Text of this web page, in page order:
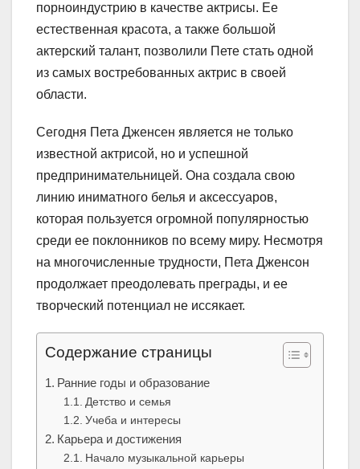
порноиндустрию в качестве актрисы. Ее
естественная красота, а также большой
актерский талант, позволили Пете стать одной
из самых востребованных актрис в своей
области.
Сегодня Пета Дженсен является не только
известной актрисой, но и успешной
предпринимательницей. Она создала свою
линию иниматного белья и аксессуаров,
которая пользуется огромной популярностью
среди ее поклонников по всему миру. Несмотря
на многочисленные трудности, Пета Дженсон
продолжает преодолевать преграды, и ее
творческий потенциал не иссякает.
Содержание страницы
Ранние годы и образование
Детство и семья
Учеба и интересы
Карьера и достижения
Начало музыкальной карьеры